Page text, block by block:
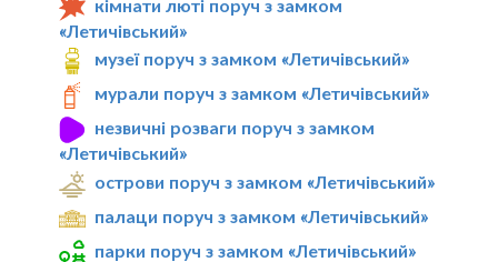
кімнати люті поруч з замком
«Летичівський»
музеї поруч з замком «Летичівський»
мурали поруч з замком «Летичівський»
незвичні розваги поруч з замком
«Летичівський»
острови поруч з замком «Летичівський»
палаци поруч з замком «Летичівський»
парки поруч з замком «Летичівський»